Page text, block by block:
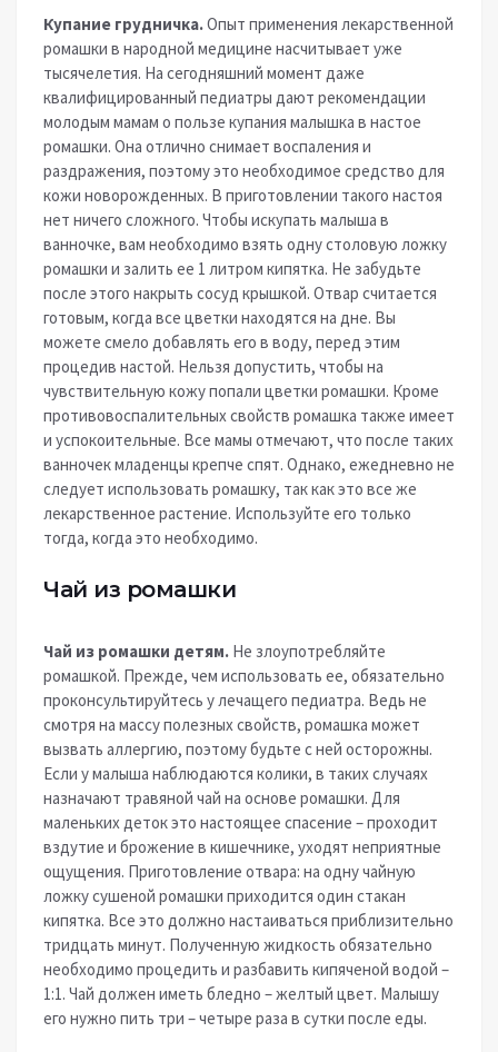
Купание грудничка.Опыт применения лекарственной
ромашки в народной медицине насчитывает уже
тысячелетия. На сегодняшний момент даже
квалифицированный педиатры дают рекомендации
молодым мамам о пользе купания малышка в настое
ромашки. Она отлично снимает воспаления и
раздражения, поэтому это необходимое средство для
кожи новорожденных. В приготовлении такого настоя
нет ничего сложного. Чтобы искупать малыша в
ванночке, вам необходимо взять одну столовую ложку
ромашки и залить ее 1 литром кипятка. Не забудьте
после этого накрыть сосуд крышкой. Отвар считается
готовым, когда все цветки находятся на дне. Вы
можете смело добавлять его в воду, перед этим
процедив настой. Нельзя допустить, чтобы на
чувствительную кожу попали цветки ромашки. Кроме
противовоспалительных свойств ромашка также имеет
и успокоительные. Все мамы отмечают, что после таких
ванночек младенцы крепче спят. Однако, ежедневно не
следует использовать ромашку, так как это все же
лекарственное растение. Используйте его только
тогда, когда это необходимо.
Чай из ромашки
Чай из ромашки детям. Не злоупотребляйте
ромашкой. Прежде, чем использовать ее, обязательно
проконсультируйтесь у лечащего педиатра. Ведь не
смотря на массу полезных свойств, ромашка может
вызвать аллергию, поэтому будьте с ней осторожны.
Если у малыша наблюдаются колики, в таких случаях
назначают травяной чай на основе ромашки. Для
маленьких деток это настоящее спасение – проходит
вздутие и брожение в кишечнике, уходят неприятные
ощущения. Приготовление отвара: на одну чайную
ложку сушеной ромашки приходится один стакан
кипятка. Все это должно настаиваться приблизительно
тридцать минут. Полученную жидкость обязательно
необходимо процедить и разбавить кипяченой водой –
1:1. Чай должен иметь бледно – желтый цвет. Малышу
его нужно пить три – четыре раза в сутки после еды.